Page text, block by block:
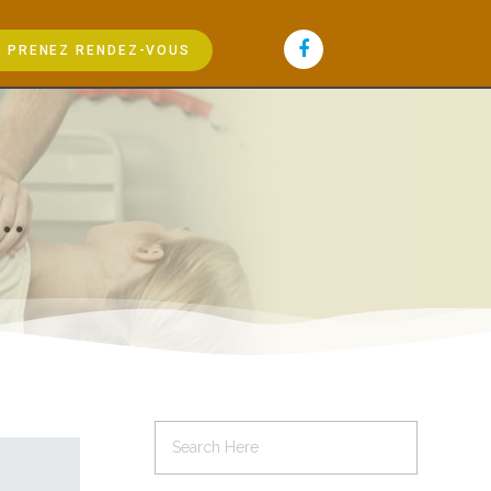
PRENEZ RENDEZ-VOUS
..